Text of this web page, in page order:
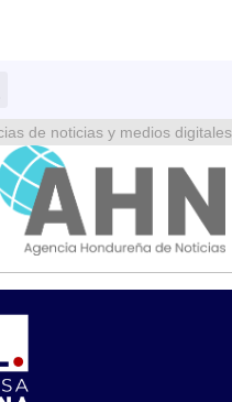
de noticias y medios digitales